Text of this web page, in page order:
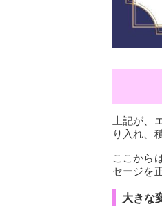
上記が、
り入れ、
ここから
セージを
大きな